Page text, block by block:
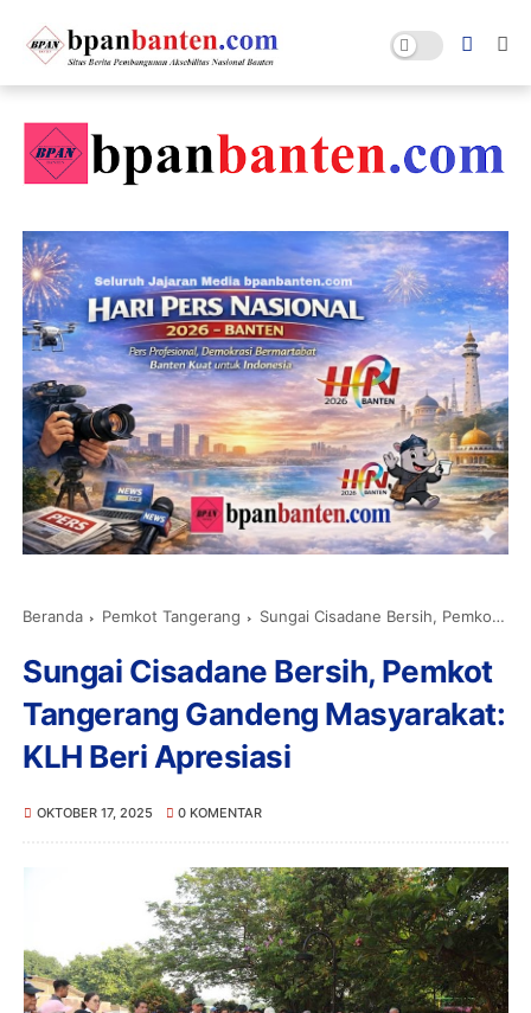
Beranda Pemkot Tangerang Sungai Cisadane Bersih, Pemkot Tangerang Gandeng Masyarakat: KLH Beri Apresiasi
Sungai Cisadane Bersih, Pemkot
Tangerang Gandeng Masyarakat:
KLH Beri Apresiasi
OKTOBER 17, 2025 0 KOMENTAR